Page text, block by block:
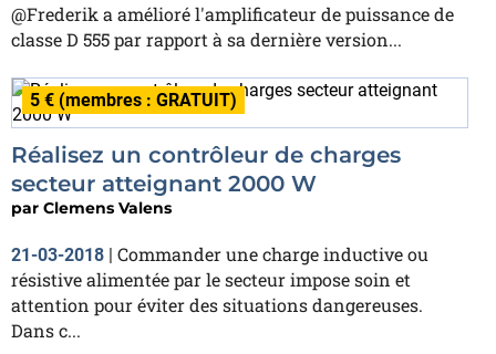
@Frederik a amélioré l'amplificateur de puissance de
classe D 555 par rapport à sa dernière version...
5 € (membres : GRATUIT)
Réalisez un contrôleur de charges
secteur atteignant 2000 W
par Clemens Valens
21-03-2018 | Commander une charge inductive ou
résistive alimentée par le secteur impose soin et
attention pour éviter des situations dangereuses.
Dans c...